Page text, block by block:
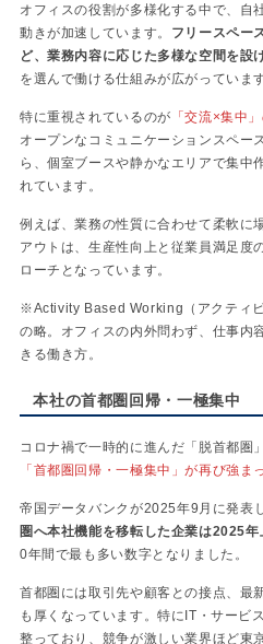
オフィスの役割が多様化する中で、自
動きが加速しています。 フリースペー
ど、業務内容に応じた多様な空間を設
を選んで働ける仕組みが広がっています
特に重視されているのが 「交流×集中
オープンなコミュニケーションスペー
ら、個室ブースや静かなエリアで集中
れています。
例えば、業務の性質に合わせて柔軟に
アウトは、生産性向上と従業員満足度
ローチとなっています。
※Activity Based Working（アクティビ
の略。オフィスの内外問わず、仕事内
きる働き方。
本社の首都圏回帰・一極集中
コロナ禍で一時的に進んだ「脱首都圏
「首都圏回帰・一極集中」が再び強ま
帝国データバンクが2025年9月に発表
圏へ本社機能を移転した企業は2025
0年間で最も多い数字となりました。
首都圏には取引先や顧客との接点、最
も厚くなっています。特にIT・サービ
整っており、競争が激しい業界ほど東